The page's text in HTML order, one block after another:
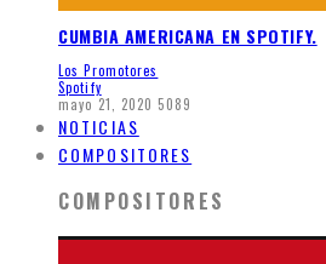
CUMBIA AMERICANA EN SPOTIFY.
Los Promotores
Spotify
mayo 21, 2020 5089
NOTICIAS
COMPOSITORES
COMPOSITORES